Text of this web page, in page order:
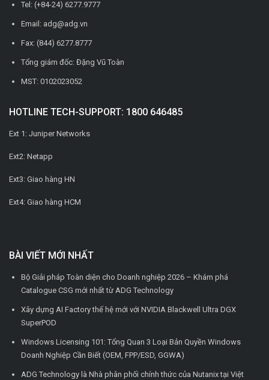
Tel: (+84-24) 6277.9777
Email: adg@adg.vn
Fax: (844) 6277.8777
Tổng giám đốc: Đặng Vũ Toàn
MST: 0102023052
HOTLINE TECH-SUPPORT: 1800 646485
Ext 1: Juniper Networks
Ext2: Netapp
Ext3: Giao hàng HN
Ext4: Giao hàng HCM
BÀI VIẾT MỚI NHẤT
Bộ Giải pháp Toàn diện cho Doanh nghiệp 2026 – Khám phá
Catalogue CSG mới nhất từ ADG Technology
Xây dựng AI Factory thế hệ mới với NVIDIA Blackwell Ultra DGX
SuperPOD
Windows Licensing 101: Tổng Quan 3 Loại Bản Quyền Windows
Doanh Nghiệp Cần Biết (OEM, FPP/ESD, GGWA)
ADG Technology là Nhà phân phối chính thức của Nutanix tại Việt